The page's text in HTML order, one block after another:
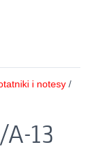
i notesy /
13